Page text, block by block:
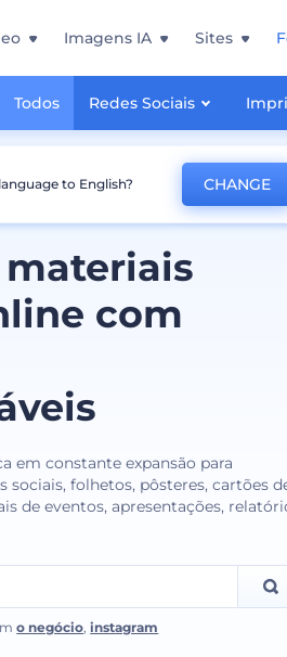
Imagens IA Sites
Todos Redes Sociais
com
em constante expansão para
sociais, folhetos, pôsteres, cartões
de eventos, apresentações,
o negócio,instagram
to English? CHANGE